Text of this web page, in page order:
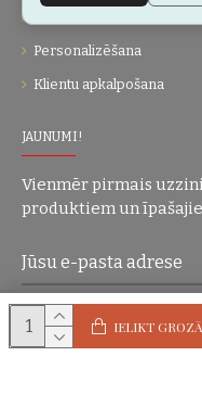
IELIKT GROZĀ
Personalizēšana
Klientu apkalpošana
JAUNUMI!
Vienmēr pirmais
produktiem un
Esmu iepazinies(-usies) ar
piekrītu visiem minētajiem